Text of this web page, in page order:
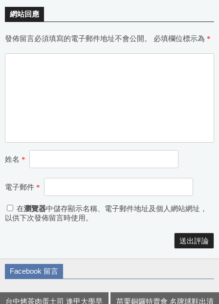
網站回應
發佈留言必須填寫的電子郵件地址不會公開。 必填欄位標示為 *
姓名 *
電子郵件 *
在瀏覽器中儲存顯示名稱、電子郵件地址及個人網站網址，
以供下次發佈留言時使用。
Facebook 留言
台中烤茶肉蛋土司 逢甲大學早 苗栗銅鑼特賣會 名牌球鞋出清